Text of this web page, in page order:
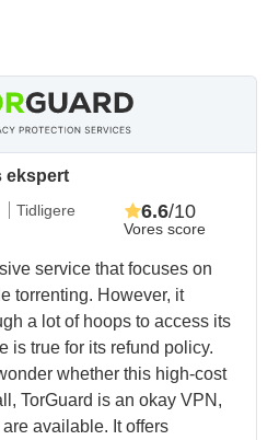
ekspert
Tidligere
Vores score
6.6/10
service that focuses on
torrenting. However, it
a lot of hoops to access its
is true for its refund policy.
whether this high-cost
TorGuard is an okay VPN,
available. It offers